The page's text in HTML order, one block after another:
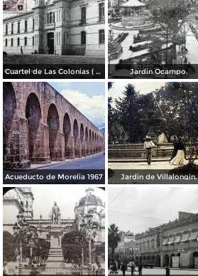
Cuartel de Las Colonias ( Circulada el 1 de Abril de 1921 ). Jardin Ocampo.
Acueducto de Morelia 1967 Jardin de Villalongin.